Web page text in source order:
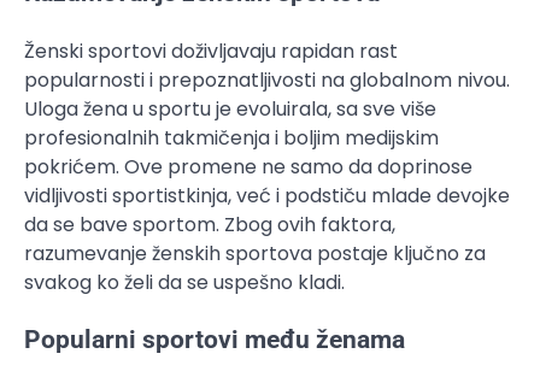
Ženski sportovi doživljavaju rapidan rast
popularnosti i prepoznatljivosti na globalnom nivou.
Uloga žena u sportu je evoluirala, sa sve više
profesionalnih takmičenja i boljim medijskim
pokrićem. Ove promene ne samo da doprinose
vidljivosti sportistkinja, već i podstiču mlade devojke
da se bave sportom. Zbog ovih faktora,
razumevanje ženskih sportova postaje ključno za
svakog ko želi da se uspešno kladi.
Popularni sportovi među ženama